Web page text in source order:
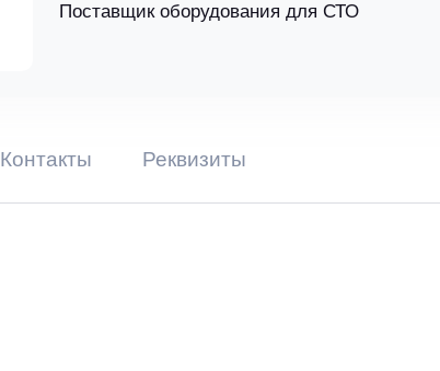
Поставщик оборудования для СТО
Контакты Реквизиты